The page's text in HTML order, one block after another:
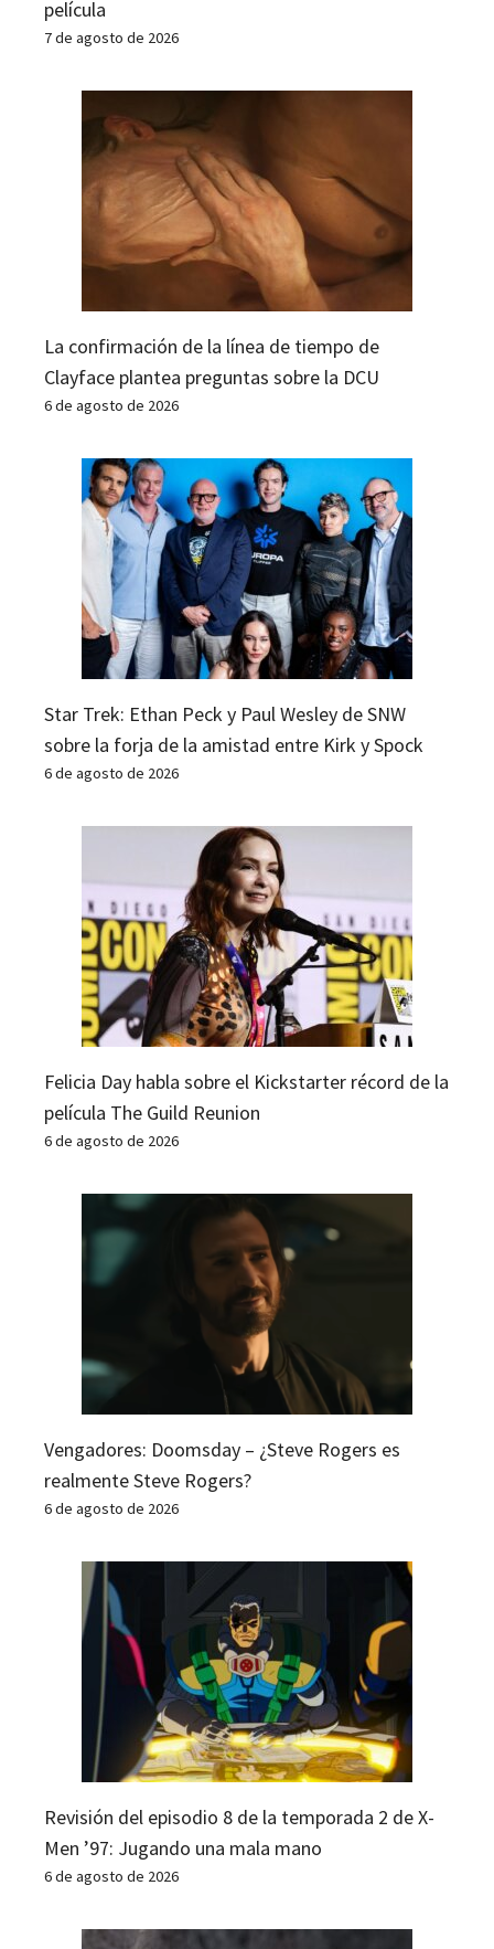
película
7 de agosto de 2026
La confirmación de la línea de tiempo de
Clayface plantea preguntas sobre la DCU
6 de agosto de 2026
Star Trek: Ethan Peck y Paul Wesley de SNW
sobre la forja de la amistad entre Kirk y Spock
6 de agosto de 2026
Felicia Day habla sobre el Kickstarter récord de la
película The Guild Reunion
6 de agosto de 2026
Vengadores: Doomsday – ¿Steve Rogers es
realmente Steve Rogers?
6 de agosto de 2026
Revisión del episodio 8 de la temporada 2 de X-
Men ’97: Jugando una mala mano
6 de agosto de 2026